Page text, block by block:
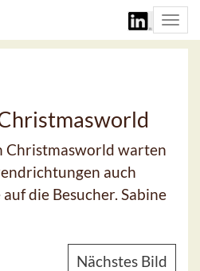
Christmasworld warten
auch
die Besucher. Sabine
Nächstes Bild